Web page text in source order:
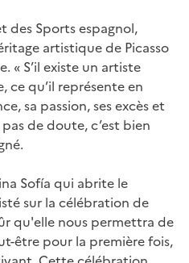
des Sports espagnol,
artistique de Picasso
S’il existe un artiste
ce qu’il représente en
sa passion, ses excès et
de doute, c’est bien
Sofía qui abrite le
sur la célébration de
qu'elle nous permettra de
être pour la première fois,